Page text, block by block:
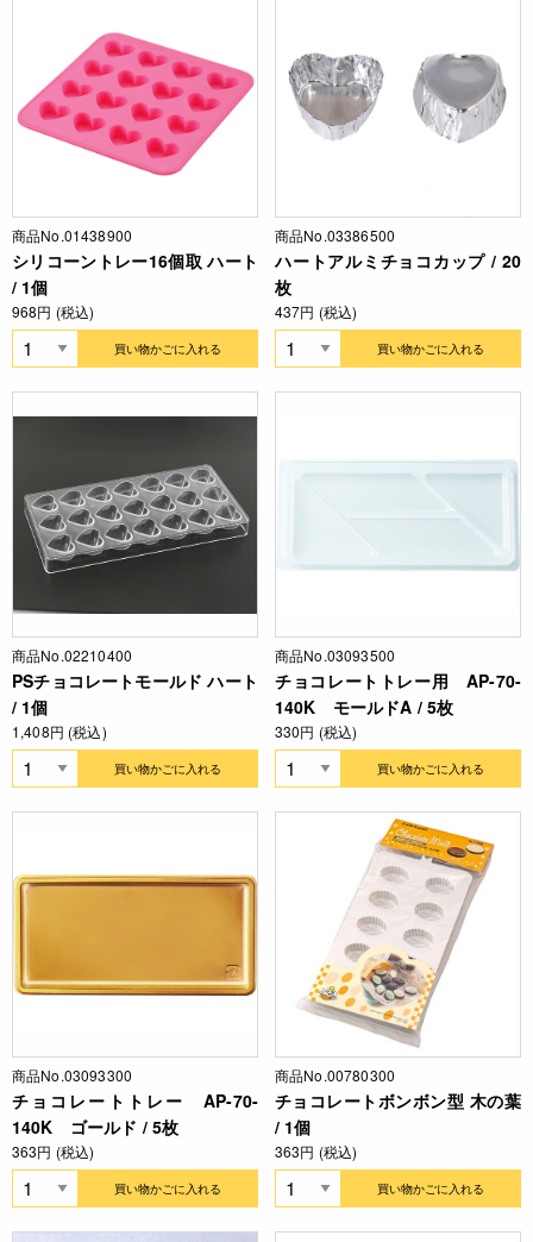
商品No.01438900
シリコーントレー16個取 ハート
/ 1個
968円 (税込)
買い物かごに入れる
商品No.03386500
ハートアルミチョコカップ / 20
枚
437円 (税込)
買い物かごに入れる
商品No.02210400
PSチョコレートモールド ハート
/ 1個
1,408円 (税込)
買い物かごに入れる
商品No.03093500
チョコレートトレー用 AP-70-
140K モールドA / 5枚
330円 (税込)
買い物かごに入れる
商品No.03093300
チョコレートトレー AP-70-
140K ゴールド / 5枚
363円 (税込)
買い物かごに入れる
商品No.00780300
チョコレートボンボン型 木の葉
/ 1個
363円 (税込)
買い物かごに入れる